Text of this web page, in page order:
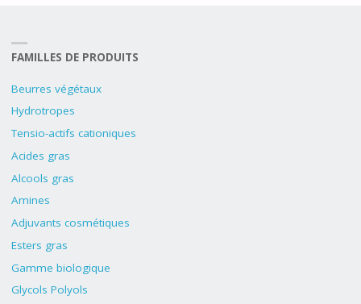
FAMILLES DE PRODUITS
Beurres végétaux
Hydrotropes
Tensio-actifs cationiques
Acides gras
Alcools gras
Amines
Adjuvants cosmétiques
Esters gras
Gamme biologique
Glycols Polyols